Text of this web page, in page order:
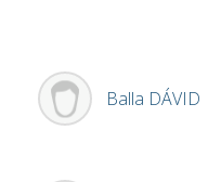
Balla DÁVID